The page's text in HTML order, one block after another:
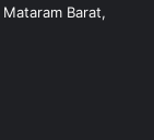
Barat,